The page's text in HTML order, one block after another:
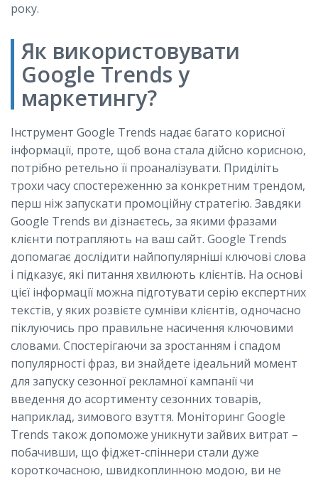
року.
Як використовувати
Google Trends у
маркетингу?
Інструмент Google Trends надає багато корисної
інформації, проте, щоб вона стала дійсно корисною,
потрібно ретельно її проаналізувати. Приділіть
трохи часу спостереженню за конкретним трендом,
перш ніж запускати промоційну стратегію. Завдяки
Google Trends ви дізнаєтесь, за якими фразами
клієнти потрапляють на ваш сайт. Google Trends
допомагає дослідити найпопулярніші ключові слова
і підказує, які питання хвилюють клієнтів. На основі
цієї інформації можна підготувати серію експертних
текстів, у яких розвієте сумніви клієнтів, одночасно
піклуючись про правильне насичення ключовими
словами. Спостерігаючи за зростанням і спадом
популярності фраз, ви знайдете ідеальний момент
для запуску сезонної рекламної кампанії чи
введення до асортименту сезонних товарів,
наприклад, зимового взуття. Моніторинг Google
Trends також допоможе уникнути зайвих витрат –
побачивши, що фіджет-спіннери стали дуже
короткочасною, швидкоплинною модою, ви не